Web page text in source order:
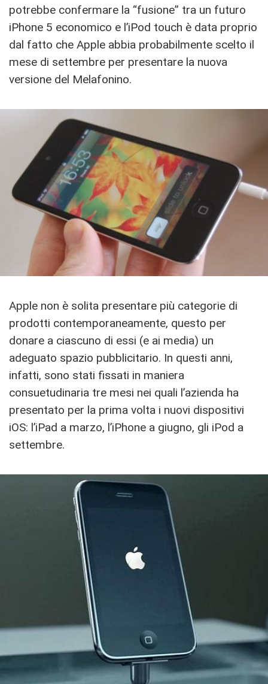
potrebbe confermare la “fusione” tra un futuro
iPhone 5 economico e l’iPod touch è data proprio
dal fatto che Apple abbia probabilmente scelto il
mese di settembre per presentare la nuova
versione del Melafonino.
Apple non è solita presentare più categorie di
prodotti contemporaneamente, questo per
donare a ciascuno di essi (e ai media) un
adeguato spazio pubblicitario. In questi anni,
infatti, sono stati fissati in maniera
consuetudinaria tre mesi nei quali l’azienda ha
presentato per la prima volta i nuovi dispositivi
iOS: l’iPad a marzo, l’iPhone a giugno, gli iPod a
settembre.